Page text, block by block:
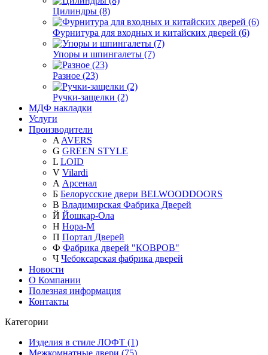
Цилиндры (8)
Фурнитура для входных и китайских дверей (6)
Упоры и шпингалеты (7)
Разное (23)
Ручки-защелки (2)
МДФ накладки
Услуги
Производители
A AVERS
G GREEN STYLE
L LOID
V Vilardi
А Арсенал
Б Белорусские двери BELWOODDOORS
В Владимирская Фабрика Дверей
Й Йошкар-Ола
Н Нора-М
П Портал Дверей
Ф Фабрика дверей "КОВРОВ"
Ч Чебоксарская фабрика дверей
Новости
О Компании
Полезная информация
Контакты
Категории
Изделия в стиле ЛОФТ (1)
Межкомнатные двери (75)